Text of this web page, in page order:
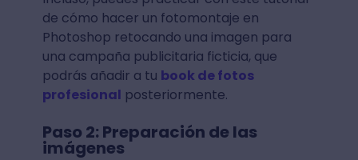
de cómo hacer un fotomontaje en
Photoshop retocando una imagen para
una campaña publicitaria ficticia, que
podrás añadir a tu book de fotos
profesional posteriormente.
Paso 2: Preparación de las
imágenes